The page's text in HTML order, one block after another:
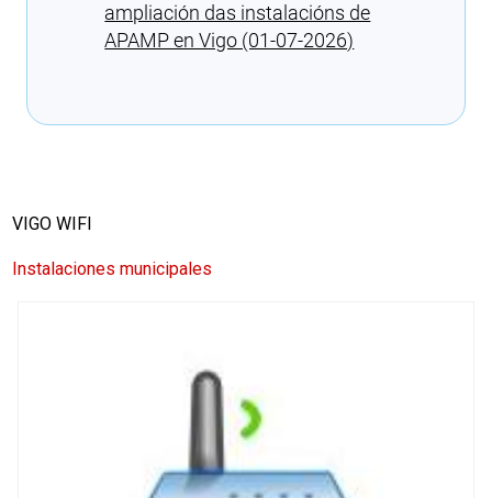
ampliación das instalacións de
APAMP en Vigo (01-07-2026)
VIGO WIFI
Instalaciones municipales